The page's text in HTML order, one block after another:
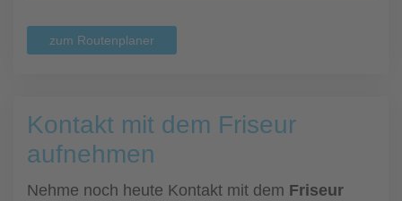
zum Routenplaner
Kontakt mit dem Friseur
aufnehmen
Nehme noch heute Kontakt mit dem Friseur